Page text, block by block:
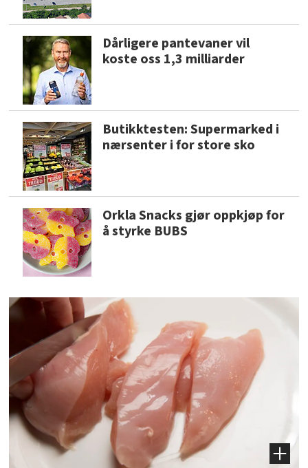
Dårligere pantevaner vil
koste oss 1,3 milliarder
Butikktesten: Supermarked i
nærsenter i for store sko
Orkla Snacks gjør oppkjøp for
å styrke BUBS